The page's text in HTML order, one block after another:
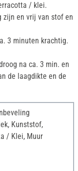
/ klei.
zijn en vrij van stof en
3 minuten krachtig.
na ca. 3 min. en
de laagdikte en de
Kunststof,
/ Klei, Muur